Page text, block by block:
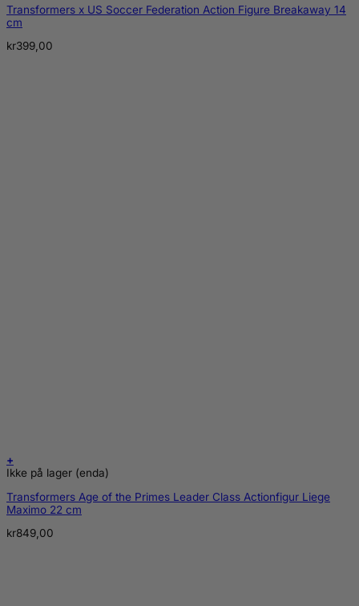
Transformers x US Soccer Federation Action Figure Breakaway 14
cm
kr399,00
+
Ikke på lager (enda)
Transformers Age of the Primes Leader Class Actionfigur Liege
Maximo 22 cm
kr849,00